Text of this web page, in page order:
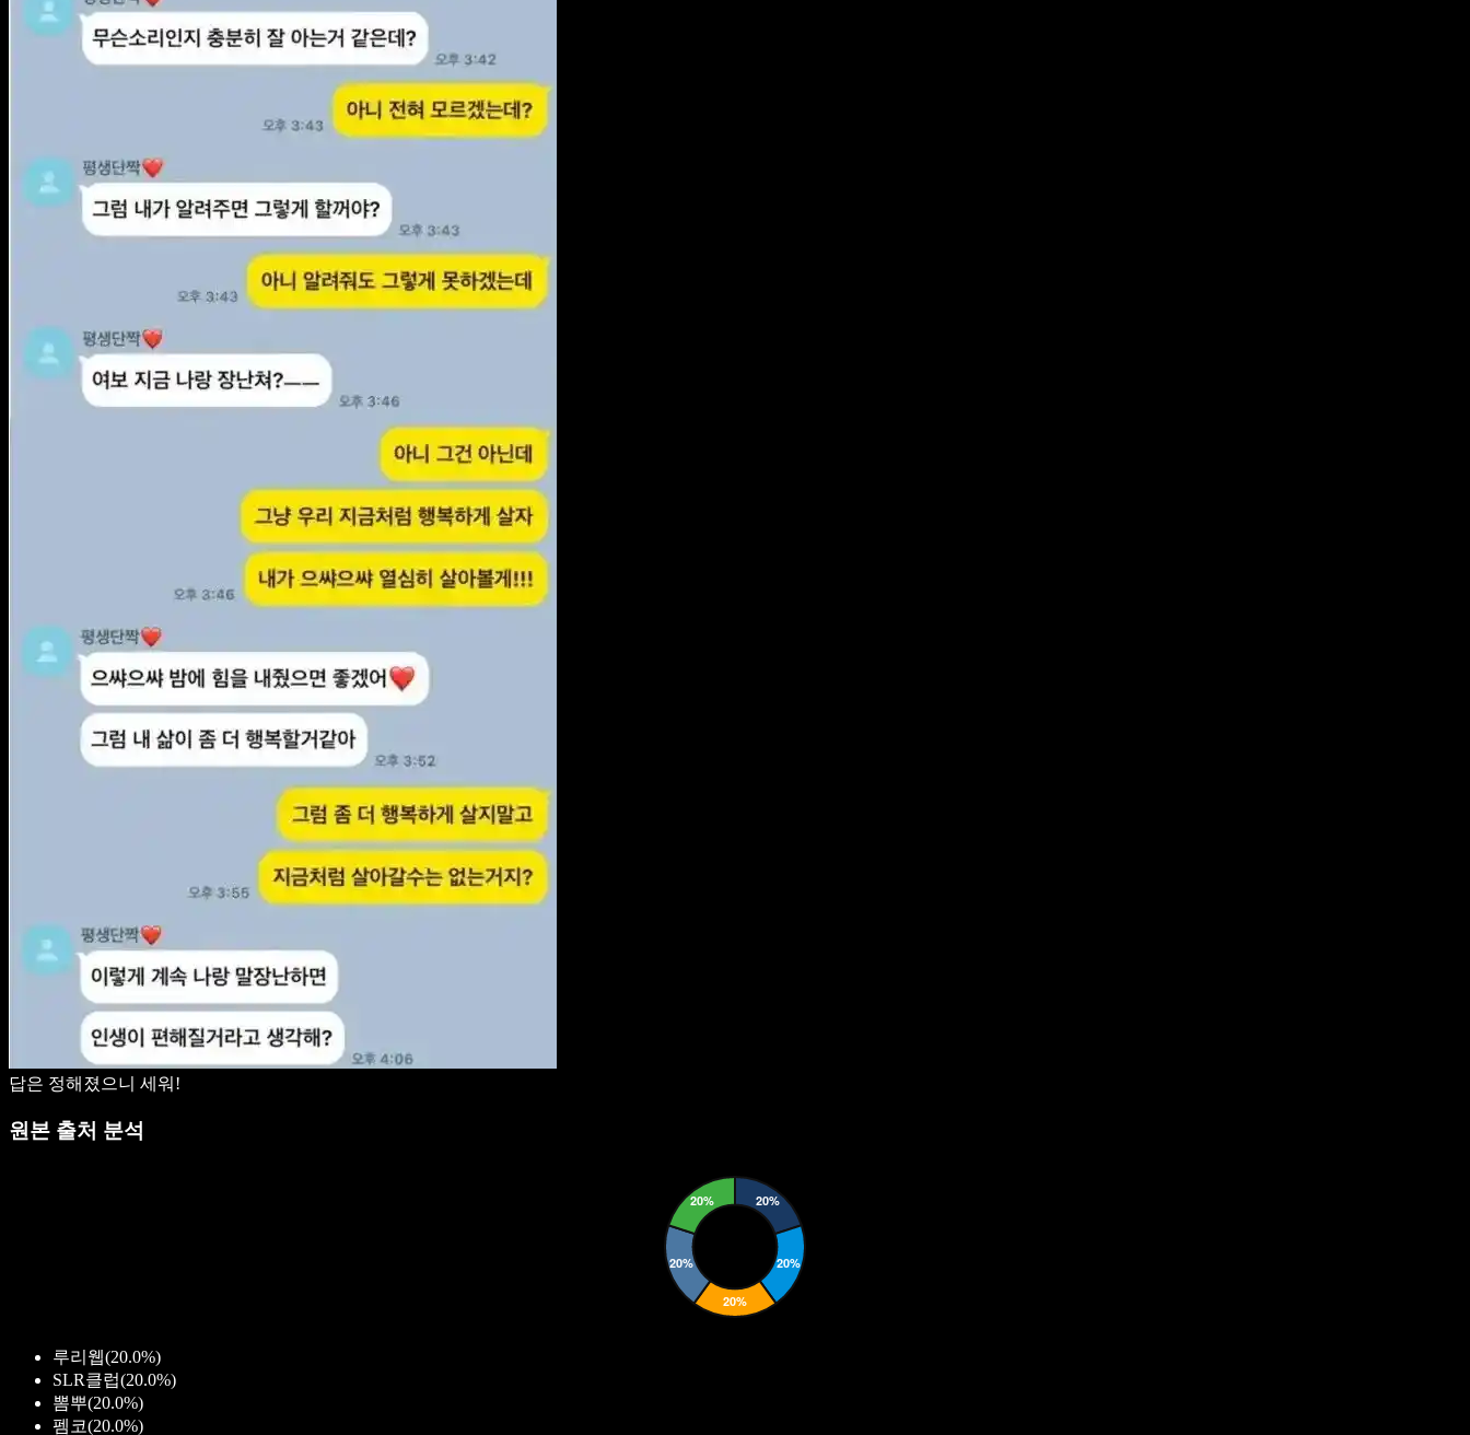
답은 정해졌으니 세워!
원본 출처 분석
루리웹(20.0%)
SLR클럽(20.0%)
뽐뿌(20.0%)
펨코(20.0%)